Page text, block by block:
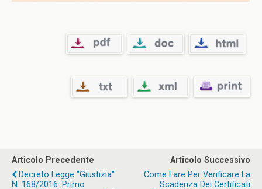
Articolo Precedente
Decreto Legge "Giustizia"
N. 168/2016: Primo
Articolo Successivo
Come Fare Per Verificare La
Scadenza Dei Certificati